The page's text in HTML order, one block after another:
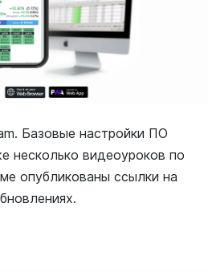
Базовые настройки ПО
несколько видеоуроков по
опубликованы ссылки на